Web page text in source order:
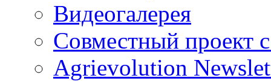
Видеогалерея
Совместный проект
Agrievolution